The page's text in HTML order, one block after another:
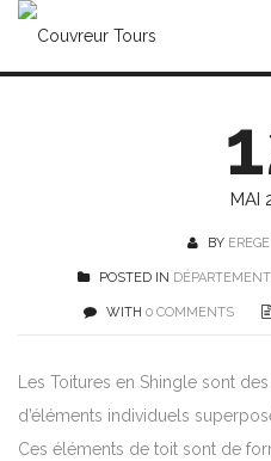
MAI
BY
POSTED IN
WITH 0 COMMENTS
Les Toitures en Shingle sont
d’éléments individuels
Ces éléments de toit sont de